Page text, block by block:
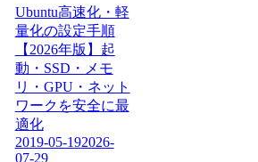
Ubuntu高速化・軽
量化の設定手順
【2026年版】起
動・SSD・メモ
リ・GPU・ネット
ワークを安全に最
適化
2019-05-192026-
07-29